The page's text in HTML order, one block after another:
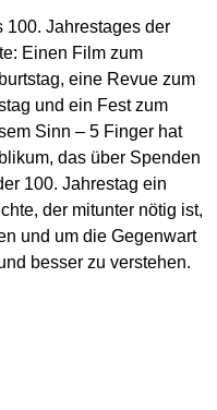
Jahrestages der
Einen Film zum
eine Revue zum
und ein Fest zum
Sinn – 5 Finger hat
das über Spenden
100. Jahrestag ein
der mitunter nötig ist,
und um die Gegenwart
besser zu verstehen.